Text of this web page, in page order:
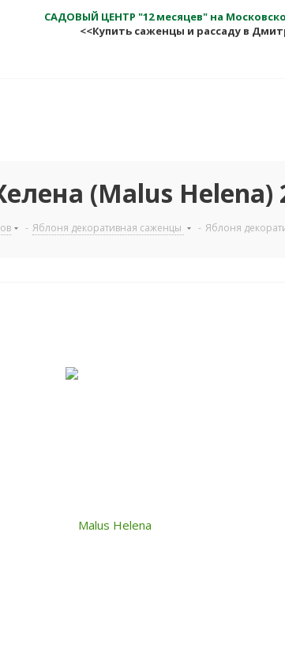
САДОВЫЙ ЦЕНТР "12 месяцев" на
<<Купить саженцы и рассаду в
(Malus Helena)
- Яблоня декоративная саженцы - Яблоня